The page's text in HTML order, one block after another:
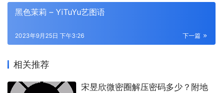
黑色茉莉 – YiTuYu艺图语
下一篇
2023年9月25日 下午3:26
相关推荐
宋昱欣微密圈解压密码多少？附地